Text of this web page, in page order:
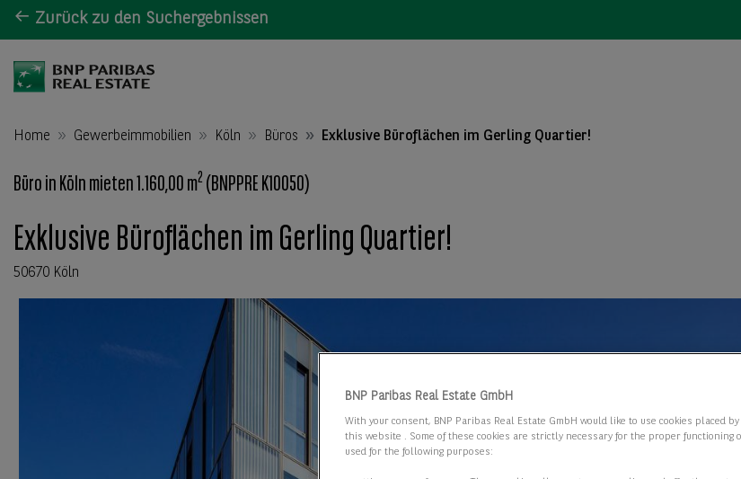
Zurück zu den Suchergebnissen
Home Gewerbeimmobilien Köln Büros Exklusive Büroflächen im Gerling Quartier!
Büro in Köln mieten 1.160,00 m2 (BNPPRE K10050)
Exklusive Büroflächen im Gerling Quartier!
50670 Köln
BNP Paribas Real Estate GmbH
With your consent, BNP Paribas Real Estate GmbH would like to use cookies placed
this website . Some of these cookies are strictly necessary for the proper functioning
used for the following purposes: